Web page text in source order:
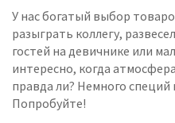
У нас богатый выбор
разыграть коллегу,
гостей на девичнике или
интересно, когда
правда ли? Немного
Попробуйте!